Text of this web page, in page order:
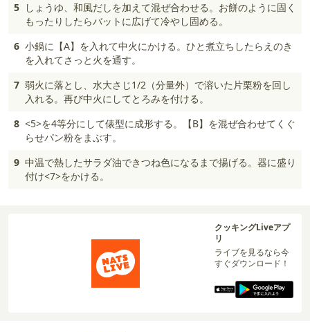
5 しょうゆ、和風だしを加えて混ぜ合わせる。お餅のように固く
もったりしたらバットに広げて冷やし固める。
6 小鍋に【A】を入れて中火にかける。ひと煮立ちしたらえのき
を入れてさっと火を通す。
7 弱火に落とし、水大さじ1/2（分量外）で溶いた片栗粉を回し
入れる。再び中火にしてとろみを付ける。
8 <5>を4等分にして俵型に成形する。【B】を混ぜ合わせてくぐ
らせパン粉をまぶす。
9 中温で熱したサラダ油できつね色になるまで揚げる。器に盛り
付け<7>をかける。
クッキングLiveアプ
リ
ライブを見るなら今
すぐダウンロード！